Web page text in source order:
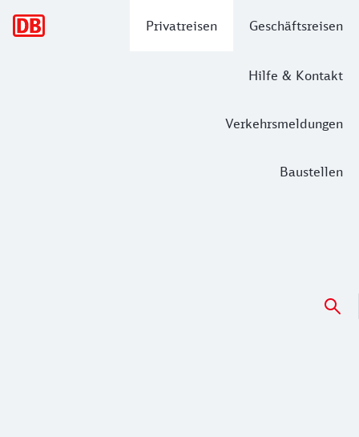
Privatreisen Geschäftsreisen
Hilfe & Kontakt
Verkehrsmeldungen
Baustellen